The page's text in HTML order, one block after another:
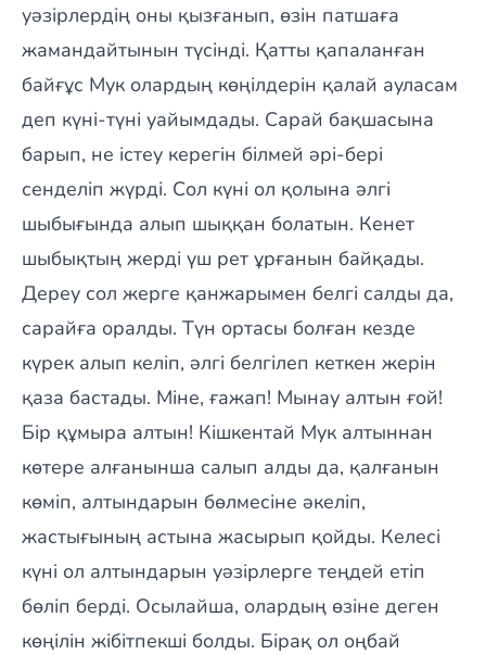
уәзірлердің оны қызғанып, өзін патшаға
жамандайтынын түсінді. Қатты қапаланған
байғұс Мук олардың көңілдерін қалай ауласам
деп күні-түні уайымдады. Сарай бақшасына
барып, не істеу керегін білмей әрі-бері
сенделіп жүрді. Сол күні ол қолына әлгі
шыбығында алып шыққан болатын. Кенет
шыбықтың жерді үш рет ұрғанын байқады.
Дереу сол жерге қанжарымен белгі салды да,
сарайға оралды. Түн ортасы болған кезде
күрек алып келіп, әлгі белгілеп кеткен жерін
қаза бастады. Міне, ғажап! Мынау алтын ғой!
Бір құмыра алтын! Кішкентай Мук алтыннан
көтере алғанынша салып алды да, қалғанын
көміп, алтындарын бөлмесіне әкеліп,
жастығының астына жасырып қойды. Келесі
күні ол алтындарын уәзірлерге теңдей етіп
бөліп берді. Осылайша, олардың өзіне деген
көңілін жібітпекші болды. Бірақ ол оңбай